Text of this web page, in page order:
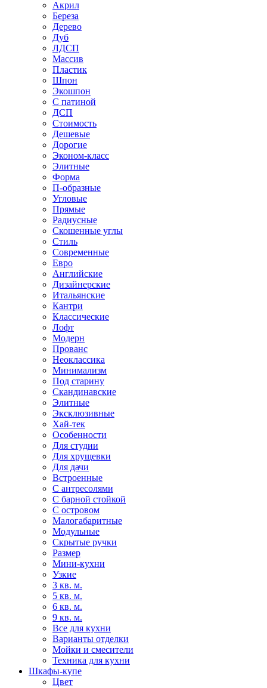
Акрил
Береза
Дерево
Дуб
ЛДСП
Массив
Пластик
Шпон
Экошпон
С патиной
ДСП
Стоимость
Дешевые
Дорогие
Эконом-класс
Элитные
Форма
П-образные
Угловые
Прямые
Радиусные
Скошенные углы
Стиль
Современные
Евро
Английские
Дизайнерские
Итальянские
Кантри
Классические
Лофт
Модерн
Прованс
Неоклассика
Минимализм
Под старину
Скандинавские
Элитные
Эксклюзивные
Хай-тек
Особенности
Для студии
Для хрущевки
Для дачи
Встроенные
С антресолями
С барной стойкой
С островом
Малогабаритные
Модульные
Скрытые ручки
Размер
Мини-кухни
Узкие
3 кв. м.
5 кв. м.
6 кв. м.
9 кв. м.
Все для кухни
Варианты отделки
Мойки и смесители
Техника для кухни
Шкафы-купе
Цвет